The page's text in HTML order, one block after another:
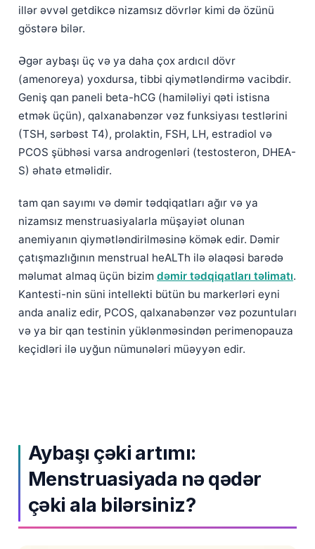
illər əvvəl getdikcə nizamsız dövrlər kimi də özünü
göstərə bilər.
Əgər aybaşı üç və ya daha çox ardıcıl dövr
(amenoreya) yoxdursa, tibbi qiymətləndirmə vacibdir.
Geniş qan paneli beta-hCG (hamiləliyi qəti istisna
etmək üçün), qalxanabənzər vəz funksiyası testlərini
(TSH, sərbəst T4), prolaktin, FSH, LH, estradiol və
PCOS şübhəsi varsa androgenləri (testosteron, DHEA-
S) əhatə etməlidir.
tam qan sayımı və dəmir tədqiqatları ağır və ya
nizamsız menstruasiyalarla müşayiət olunan
anemiyanın qiymətləndirilməsinə kömək edir. Dəmir
çatışmazlığının menstrual heALTh ilə əlaqəsi barədə
məlumat almaq üçün bizim dəmir tədqiqatları təlimatı.
Kantesti-nin süni intellekti bütün bu markerləri eyni
anda analiz edir, PCOS, qalxanabənzər vəz pozuntuları
və ya bir qan testinin yüklənməsindən perimenopauza
keçidləri ilə uyğun nümunələri müəyyən edir.
Aybaşı çəki artımı:
Menstruasiyada nə qədər
çəki ala bilərsiniz?
Basa Jawa
Cebuano
ئۇيغۇرچە
Frysk
Ślōnskŏ gŏdka
Norsk bokmål